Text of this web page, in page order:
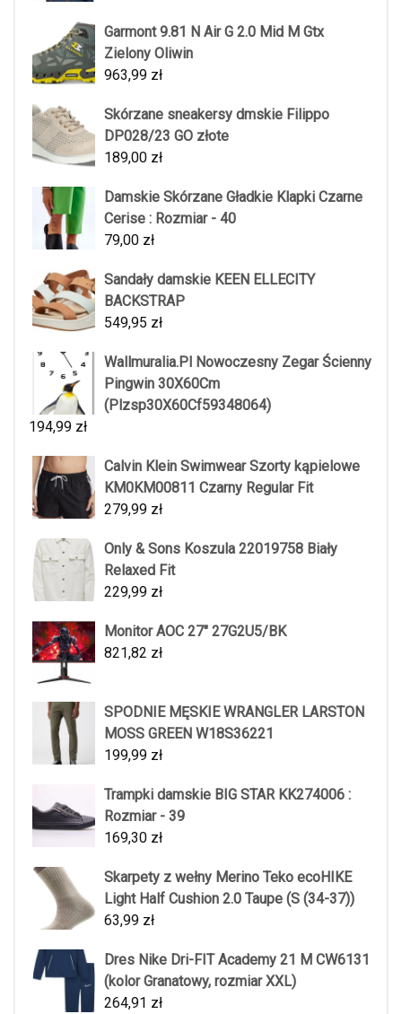
Garmont 9.81 N Air G 2.0 Mid M Gtx
Zielony Oliwin
963,99 zł
Skórzane sneakersy dmskie Filippo
DP028/23 GO złote
189,00 zł
Damskie Skórzane Gładkie Klapki Czarne
Cerise : Rozmiar - 40
79,00 zł
Sandały damskie KEEN ELLECITY
BACKSTRAP
549,95 zł
Wallmuralia.Pl Nowoczesny Zegar Ścienny
Pingwin 30X60Cm
(Plzsp30X60Cf59348064)
194,99 zł
Calvin Klein Swimwear Szorty kąpielowe
KM0KM00811 Czarny Regular Fit
279,99 zł
Only & Sons Koszula 22019758 Biały
Relaxed Fit
229,99 zł
Monitor AOC 27" 27G2U5/BK
821,82 zł
SPODNIE MĘSKIE WRANGLER LARSTON
MOSS GREEN W18S36221
199,99 zł
Trampki damskie BIG STAR KK274006 :
Rozmiar - 39
169,30 zł
Skarpety z wełny Merino Teko ecoHIKE
Light Half Cushion 2.0 Taupe (S (34-37))
63,99 zł
Dres Nike Dri-FIT Academy 21 M CW6131
(kolor Granatowy, rozmiar XXL)
264,91 zł